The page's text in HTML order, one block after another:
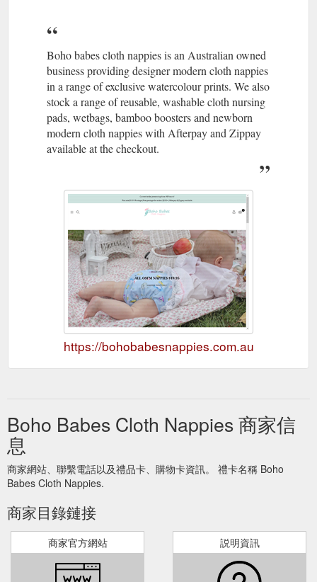
Boho babes cloth nappies is an Australian owned
business providing designer modern cloth nappies
in a range of exclusive watercolour prints. We also
stock a range of reusable, washable cloth nursing
pads, wetbags, bamboo boosters and newborn
modern cloth nappies with Afterpay and Zippay
available at the checkout.
https://bohobabesnappies.com.au
Boho Babes Cloth Nappies 商家信
息
商家網站、聯繫電話以及禮品卡、購物卡資訊。 禮卡名稱 Boho
Babes Cloth Nappies.
商家目錄鏈接
商家官方網站 説明資訊